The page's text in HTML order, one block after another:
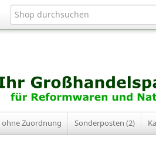
ohne Zuordnung Sonderposten (2)